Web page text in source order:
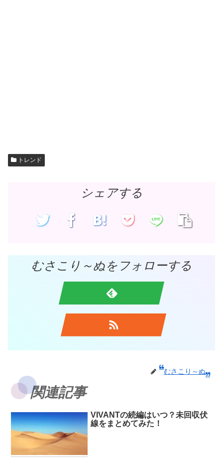
トレンド
シェアする
むさこり～ぬをフォローする
むさこり～ぬ
関連記事
VIVANTの続編はいつ？未回収伏
線をまとめてみた！